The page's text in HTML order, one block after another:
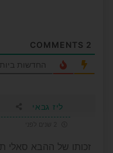
2
החדשות
ליז גבאי
זכותו של ההבא סאלי